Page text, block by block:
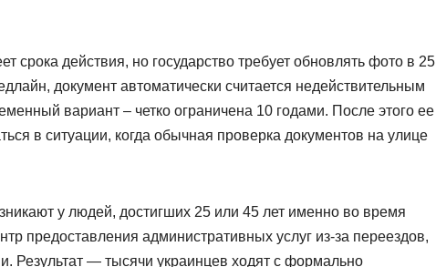
срока действия, но государство требует обновлять фото в 25
документ автоматически считается недействительным
вариант – четко ограничена 10 годами. После этого ее
в ситуации, когда обычная проверка документов на улице
у людей, достигших 25 или 45 лет именно во время
предоставления административных услуг из-за переездов,
Результат — тысячи украинцев ходят с формально